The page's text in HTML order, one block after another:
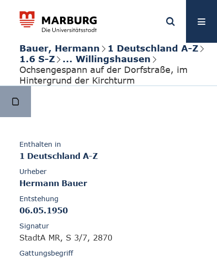
Bauer, Hermann
1 Deutschland A-Z
1.6 S-Z
... Willingshausen
Ochsengespann auf der Dorfstraße, im
Hintergrund der Kirchturm
Enthalten in
1 Deutschland A-Z
Urheber
Hermann Bauer
Entstehung
06.05.1950
Signatur
StadtA MR, S 3/7, 2870
Gattungsbegriff